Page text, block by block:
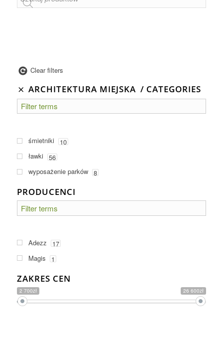
Clear filters
ARCHITEKTURA MIEJSKA CATEGORIES
śmietniki
10
ławki
56
wyposażenie parków 8
PRODUCENCI
Adezz
17
Magis
1
ZAKRES CEN
2 700zł 26 600zł